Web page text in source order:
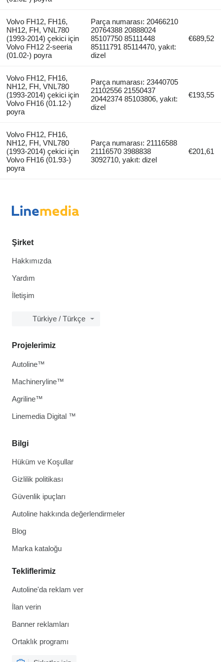
Volvo FH12, FH16,
NH12, FH, VNL780
(1993-2014) çekici için
Volvo FH12 2-seeria
(01.02-) poyra
Parça numarası: 20466210
20764388 20888024
85107750 85111448
85111791 85114470, yakıt:
dizel
€689,52
Volvo FH12, FH16,
NH12, FH, VNL780
(1993-2014) çekici için
Volvo FH16 (01.12-)
poyra
Parça numarası: 23440705
21102556 21550437
20442374 85103806, yakıt:
dizel
€193,55
Volvo FH12, FH16,
NH12, FH, VNL780
(1993-2014) çekici için
Volvo FH16 (01.93-)
poyra
Parça numarası: 21116588
21116570 3988838
3092710, yakıt: dizel
€201,61
Şirket
Hakkımızda
Yardım
İletişim
Türkiye / Türkçe
Bilgi
Hüküm ve Koşullar
Gizlilik politikası
Güvenlik ipuçları
Autoline hakkında değerlendirmeler
Blog
Marka kataloğu
Tekliflerimiz
Autoline'da reklam ver
İlan verin
Banner reklamları
Ortaklık programı
Projelerimiz
Autoline™
Machineryline™
Agriline™
Linemedia Digital ™